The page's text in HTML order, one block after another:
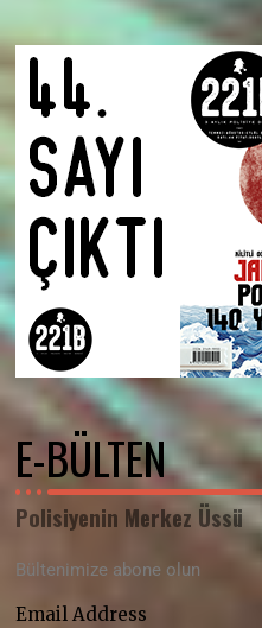
E-BÜLTEN
Polisiyenin Merkez Üssü
Bültenimize abone olun
Email Address